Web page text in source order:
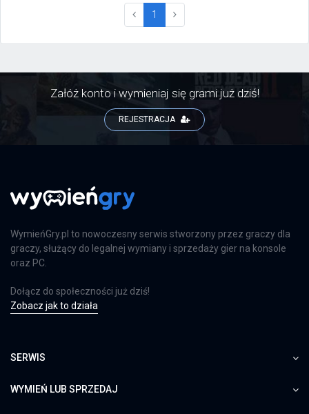
1 (current)
Załóż konto i wymieniaj się grami już dziś!
REJESTRACJA
WymieńGry.pl to nowoczesny serwis stworzony przez graczy dla
graczy, służący do legalnej wymiany i sprzedaży gier na konsole
oraz PC.
Dołącz do społeczności już dziś!
Zobacz jak to działa
SERWIS
WYMIEŃ LUB SPRZEDAJ